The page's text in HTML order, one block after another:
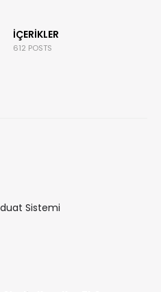
İÇERIKLER
612 POSTS
Sistemi